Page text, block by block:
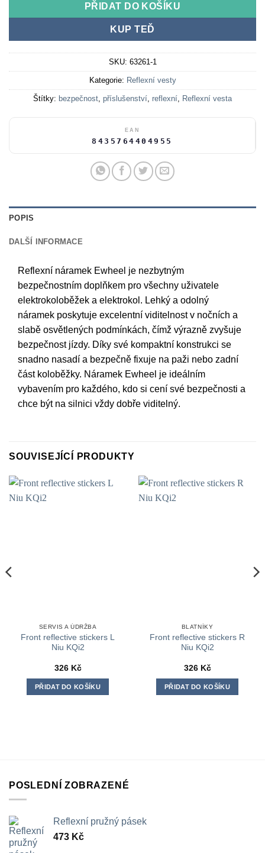
PŘIDAT DO KOŠÍKU
KUP TEĎ
SKU: 63261-1
Kategorie: Reflexní vesty
Štítky: bezpečnost, příslušenství, reflexní, Reflexní vesta
EAN
8435764404955
POPIS
DALŠÍ INFORMACE
Reflexní náramek Ewheel je nezbytným
bezpečnostním doplňkem pro všechny uživatele
elektrokoloběžek a elektrokol. Lehký a odolný
náramek poskytuje excelentní viditelnost v nočních a
slabě osvětlených podmínkách, čímž výrazně zvyšuje
bezpečnost jízdy. Díky své kompaktní konstrukci se
snadno nasadí a bezpečně fixuje na paži nebo zadní
část koloběžky. Náramek Ewheel je ideálním
vybavením pro každého, kdo si cení své bezpečnosti a
chce být na silnici vždy dobře viditelný.
SOUVISEJÍCÍ PRODUKTY
SERVIS A ÚDRŽBA
Front reflective stickers L
Niu KQi2
326 Kč
PŘIDAT DO KOŠÍKU
BLATNÍKY
Front reflective stickers R
Niu KQi2
326 Kč
PŘIDAT DO KOŠÍKU
POSLEDNÍ ZOBRAZENÉ
Reflexní pružný pásek
473 Kč